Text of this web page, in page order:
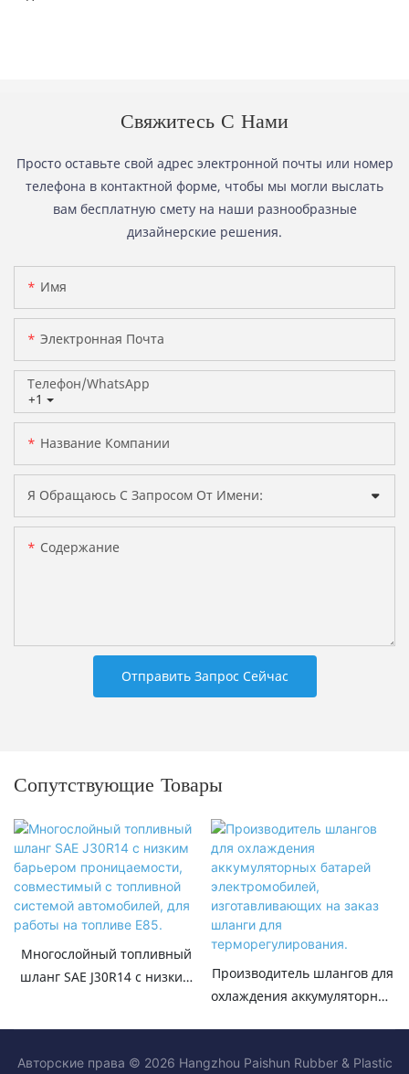
Свяжитесь С Нами
Просто оставьте свой адрес электронной почты или номер
телефона в контактной форме, чтобы мы могли выслать
вам бесплатную смету на наши разнообразные
дизайнерские решения.
Имя
Электронная Почта
+1
Телефон/WhatsApp
Название Компании
Я Обращаюсь С Запросом От Имени:
Содержание
Отправить Запрос Сейчас
Сопутствующие Товары
Многослойный топливный
шланг SAE J30R14 с низким
работы на топливе E85.
Производитель шлангов для
охлаждения аккумуляторных
шланги для
Авторские права © 2026 Hangzhou Paishun Rubber & Plastic